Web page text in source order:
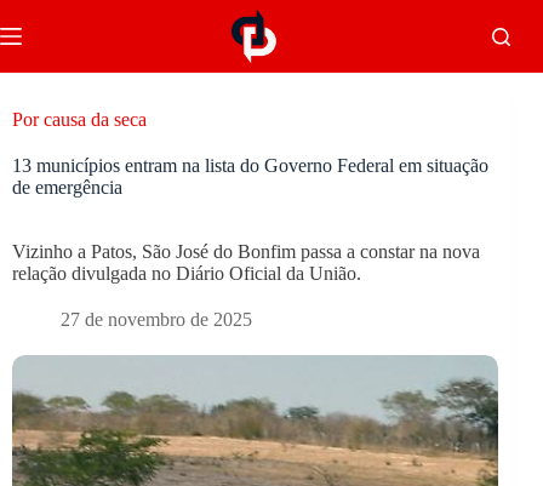
Por causa da seca
13 municípios entram na lista do Governo Federal em situação
de emergência
Vizinho a Patos, São José do Bonfim passa a constar na nova
relação divulgada no Diário Oficial da União.
27 de novembro de 2025